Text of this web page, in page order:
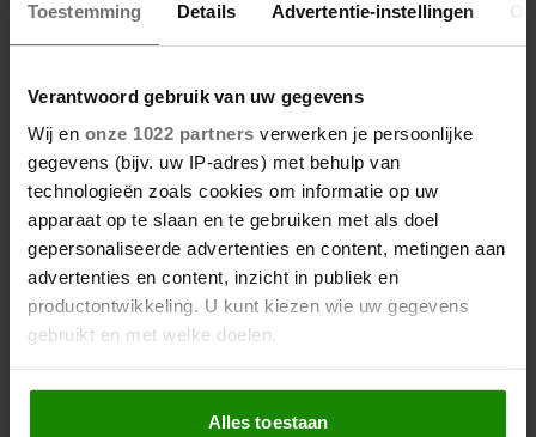
Toestemming Details Advertentie-instellingen
Verantwoord gebruik van uw gegevens
Wij en onze 1022 partners verwerken je persoonlijke
gegevens (bijv. uw IP-adres) met behulp van
technologieën zoals cookies om informatie op uw
apparaat op te slaan en te gebruiken met als doel
gepersonaliseerde advertenties en content, metingen aan
advertenties en content, inzicht in publiek en
productontwikkeling. U kunt kiezen wie uw gegevens
gebruikt en met welke doelen.
Als u het toestaat, willen we ook graag:
Informatie verzamelen over uw geografische
Alles toestaan
VERDWENEN WIEG TERUG